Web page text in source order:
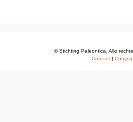
© Stichting Paleontica. Alle
Contact|